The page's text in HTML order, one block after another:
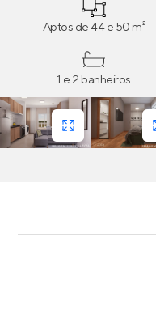
Aptos de 44 e 50 m²
1 e 2 banheiros